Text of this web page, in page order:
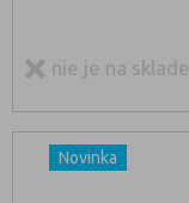
nie je na sklade
Novinka